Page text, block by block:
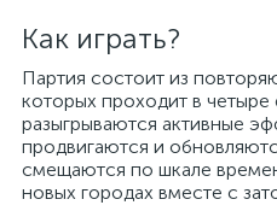
Как играть?
Партия состоит из
которых проходит в четыре
разыгрываются активные
продвигаются и
смещаются по шкале
новых городах вместе с